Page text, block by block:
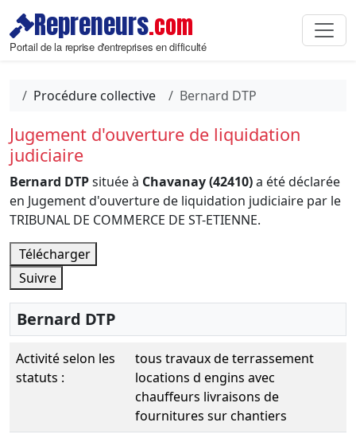
Repreneurs.com
Portail de la reprise d'entreprises en difficulté
Procédure collective Bernard DTP
Jugement d'ouverture de liquidation
judiciaire
Bernard DTPsituée à Chavanay (42410)a été déclarée
en Jugement d'ouverture de liquidation judiciaire par le
TRIBUNAL DE COMMERCE DE ST-ETIENNE.
Télécharger
Suivre
Bernard DTP
Activité selon les
statuts :
tous travaux de terrassement
locations d engins avec
chauffeurs livraisons de
fournitures sur chantiers